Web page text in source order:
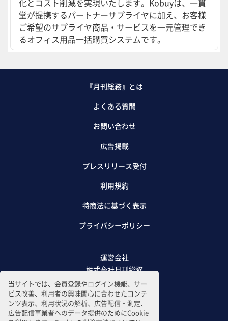
当サイトでは、会員登録やログイン機能、サー
ビス改善、利用者の興味関心に合わせたコンテ
ンツ表示、利用状況の解析、広告配信・測定、
広告配信事業者へのデータ提供のためにCookie
化とコスト削減を実現いたします。Kobuyは、一貫
堂が提携するパートナーサプライヤに加え、お客様
ご希望のサプライヤ商品・サービスを一元管理でき
るオフィス用品一括購買システムです。
『月刊総務』とは
よくある質問
お問い合わせ
広告掲載
プレスリリース受付
利用規約
特商法に基づく表示
プライバシーポリシー
運営会社
株式会社月刊総務